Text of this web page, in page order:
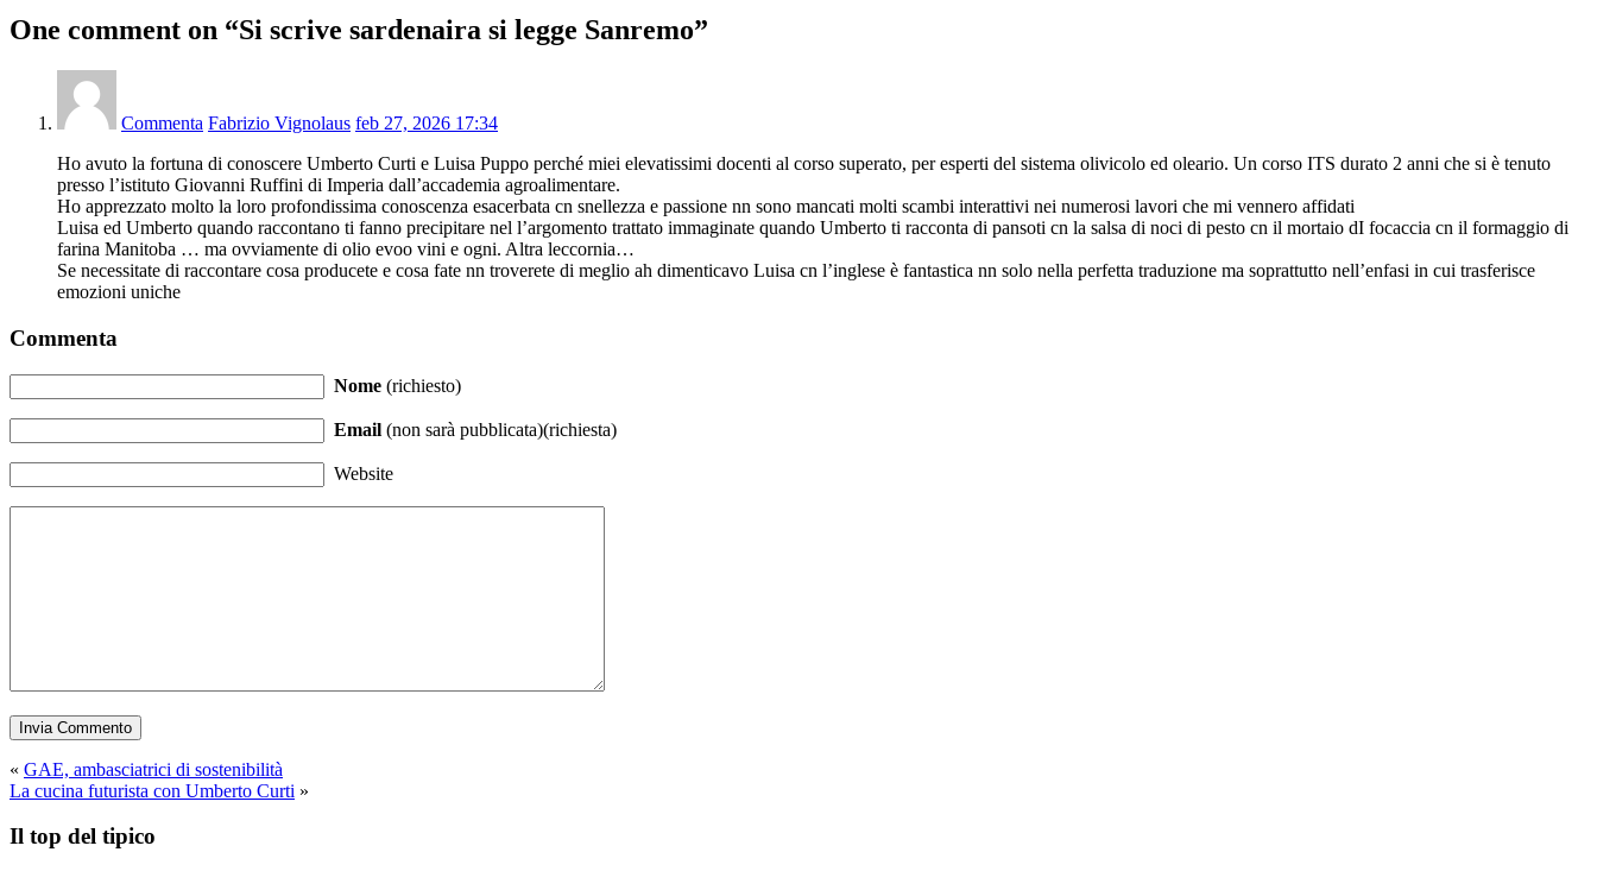
One comment on “Si scrive sardenaira si legge Sanremo”
Commenta Fabrizio Vignolaus feb 27, 2026 17:34
Ho avuto la fortuna di conoscere Umberto Curti e Luisa Puppo perché miei elevatissimi docenti al corso superato, per esperti del sistema olivicolo ed oleario. Un corso ITS durato 2 anni che si è tenuto
presso l’istituto Giovanni Ruffini di Imperia dall’accademia agroalimentare.
Ho apprezzato molto la loro profondissima conoscenza esacerbata cn snellezza e passione nn sono mancati molti scambi interattivi nei numerosi lavori che mi vennero affidati
Luisa ed Umberto quando raccontano ti fanno precipitare nel l’argomento trattato immaginate quando Umberto ti racconta di pansoti cn la salsa di noci di pesto cn il mortaio dI focaccia cn il formaggio di
farina Manitoba … ma ovviamente di olio evoo vini e ogni. Altra leccornia…
Se necessitate di raccontare cosa producete e cosa fate nn troverete di meglio ah dimenticavo Luisa cn l’inglese è fantastica nn solo nella perfetta traduzione ma soprattutto nell’enfasi in cui trasferisce
emozioni uniche
Commenta
Nome (richiesto)
Email (non sarà pubblicata)(richiesta)
Website
« GAE, ambasciatrici di sostenibilità
La cucina futurista con Umberto Curti »
Il top del tipico